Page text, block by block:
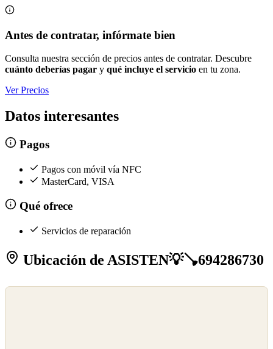
Antes de contratar, infórmate bien
Consulta nuestra sección de precios antes de contratar. Descubre
cuánto deberías pagar y qué incluye el servicio en tu zona.
Ver Precios
Datos interesantes
Pagos
Pagos con móvil vía NFC
MasterCard, VISA
Qué ofrece
Servicios de reparación
Ubicación de ASISTEN💡🪠694286730